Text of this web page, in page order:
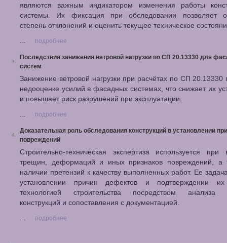
являются важным индикатором изменения работы
системы. Их фиксация при обследовании позволяет
степень отклонений и оценить текущее техническое
...
подробнее
3.
Последствия занижения ветровой нагрузки по СП 20.13330 для
систем
Занижение ветровой нагрузки при расчётах по СП 20.13330
недооценке усилий в фасадных системах, что снижает их
и повышает риск разрушений при эксплуатации.
...
подробнее
4.
Доказательная роль обследования конструкций в установлении
повреждений
Строительно-техническая экспертиза используется при
трещин, деформаций и иных признаков повреждений, а
наличии претензий к качеству выполненных работ. Ее
установлении причин дефектов и подтверждении
технологией строительства посредством анализа
конструкций и сопоставления с документацией.
...
подробнее